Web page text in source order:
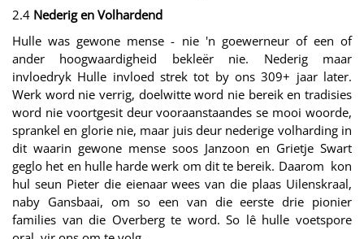
2.4 Nederig en Volhardend
Hulle was gewone mense - nie 'n goewerneur of een of
ander hoogwaardigheid bekleër nie. Nederig maar
invloedryk Hulle invloed strek tot by ons 309+ jaar later.
Werk word nie verrig, doelwitte word nie bereik en tradisies
word nie voortgesit deur vooraanstaandes se mooi woorde,
sprankel en glorie nie, maar juis deur nederige volharding in
dit waarin gewone mense soos Janzoon en Grietje Swart
geglo het en hulle harde werk om dit te bereik. Daarom kon
hul seun Pieter die eienaar wees van die plaas Uilenskraal,
naby Gansbaai, om so een van die eerste drie pionier
families van die Overberg te word. So lê hulle voetspore